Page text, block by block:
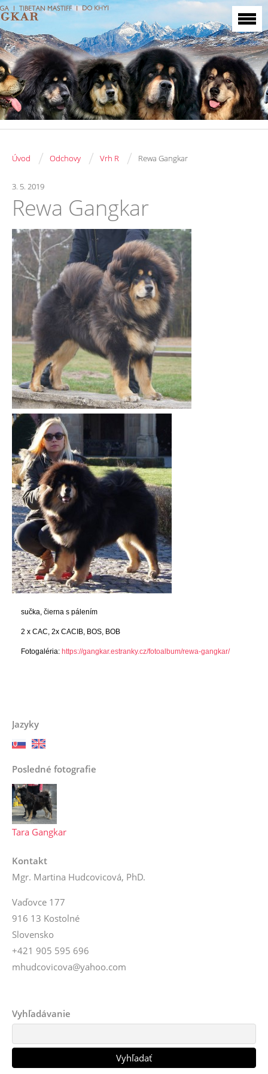
Úvod / Odchovy / Vrh R / Rewa Gangkar
3. 5. 2019
Rewa Gangkar
sučka, čierna s pálením
2 x CAC, 2x CACIB, BOS, BOB
Fotogaléria: https://gangkar.estranky.cz/fotoalbum/rewa-gangkar/
Jazyky
Posledné fotografie
Tara Gangkar
Kontakt
Mgr. Martina Hudcovicová, PhD.
Vaďovce 177
916 13 Kostolné
Slovensko
+421 905 595 696
mhudcovicova@yahoo.com
Vyhľadávanie